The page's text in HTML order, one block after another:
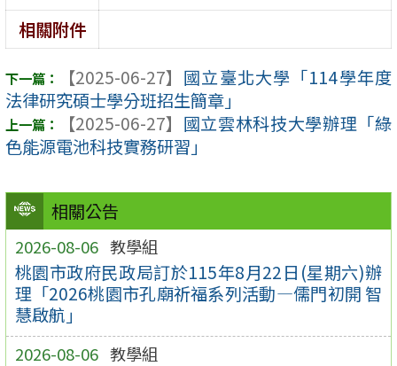
相關公告
2026-08-06 教學組
桃園市政府民政局訂於115年8月22日(星期六)辦
理「2026桃園市孔廟祈福系列活動—儒門初開 智
慧啟航」
2026-08-06 教學組
相關附件
【2025-06-27】 國立臺北大學「114學年度
法律研究碩士學分班招生簡章」
【2025-06-27】 國立雲林科技大學辦理「綠
色能源電池科技實務研習」